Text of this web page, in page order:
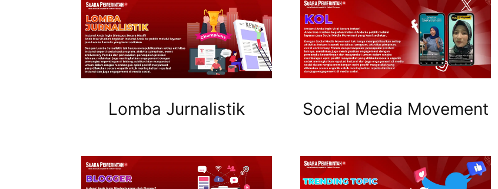
Lomba Jurnalistik Social Media Movement